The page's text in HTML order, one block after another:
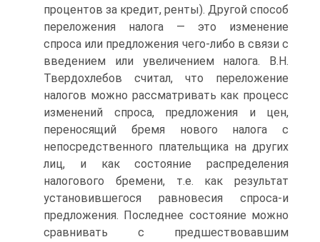
процентов за кредит, ренты). Другой способ
переложения налога — это изменение
спроса или предложения чего-либо в связи с
введением или увеличением налога. В.Н.
Твердохлебов считал, что переложение
налогов можно рассматривать как процесс
изменений спроса, предложения и цен,
переносящий бремя нового налога с
непосредственного плательщика на других
лиц, и как состояние распределения
налогового бремени, т.е. как результат
установившегося равновесия спроса-и
предложения. Последнее состояние можно
сравнивать с предшествовавшим